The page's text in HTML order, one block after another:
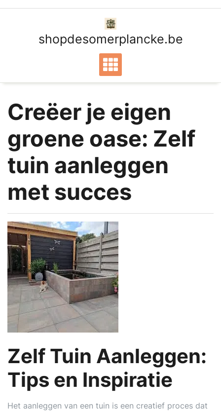
shopdesomerplancke.be
Creëer je eigen
groene oase: Zelf
tuin aanleggen
met succes
Zelf Tuin Aanleggen:
Tips en Inspiratie
Het aanleggen van een tuin is een creatief proces dat